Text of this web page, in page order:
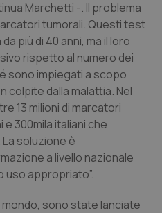
Marchetti -. Il problema
tumorali. Questi test
più di 40 anni, ma il loro
rispetto al numero dei
sono impiegati a scopo
colpite dalla malattia. Nel
13 milioni di marcatori
300mila italiani che
soluzione è
a livello nazionale
uso appropriato”.
mondo, sono state lanciate
a rendere fruibile il
di base quali la
l'accesso alle aree
non è in grado di
senza questi cookie.
Fornitore /Dominio
YouTube
.youtube.com